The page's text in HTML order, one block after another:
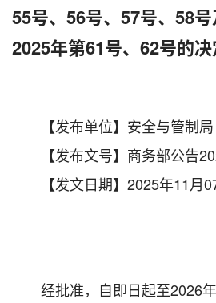
55号、56号、57号、58
2025年第61号、62号的
【发布单位】安全与管制局
【发布文号】商务部公告
【发文日期】2025年11月
经批准，自即日起至2026